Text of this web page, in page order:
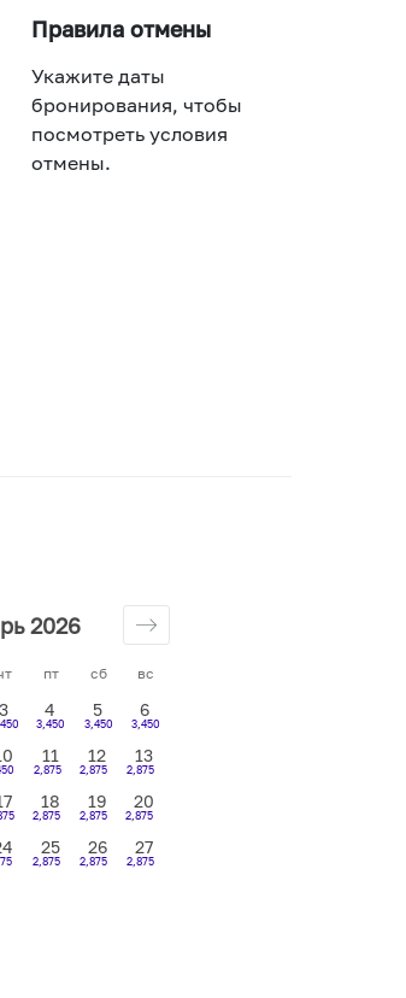
Правила отмены
Укажите даты
бронирования, чтобы
посмотреть условия
отмены.
пт сб вс
2026
3
3,450
4
3,450
5
3,450
6
2,875
11
2,875
12
2,875
13
2,875
18
2,875
19
2,875
20
2,875
25
2,875
26
2,875
27